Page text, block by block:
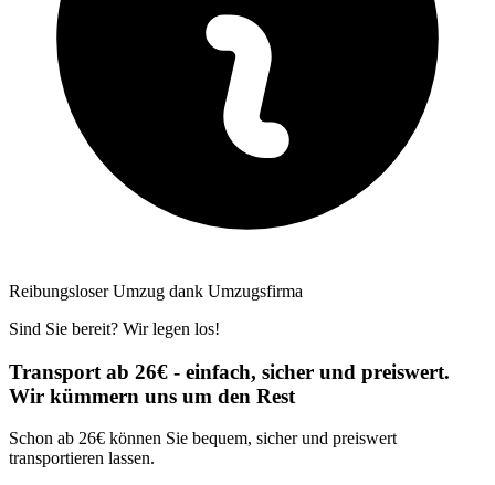
Reibungsloser Umzug dank Umzugsfirma
Sind Sie bereit? Wir legen los!
Transport ab 26€ - einfach, sicher und preiswert.
Wir kümmern uns um den Rest
Schon ab 26€ können Sie bequem, sicher und preiswert
transportieren lassen.